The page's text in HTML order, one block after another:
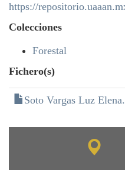
https://
Colecciones
Forestal
Fichero(s)
Soto Vargas Luz